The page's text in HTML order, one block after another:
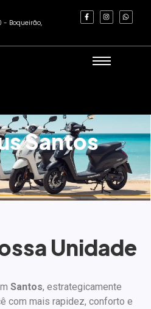
- Boqueirão,
Santos
Unidade
Santos, estrategicamente
com mais rapidez, conforto e